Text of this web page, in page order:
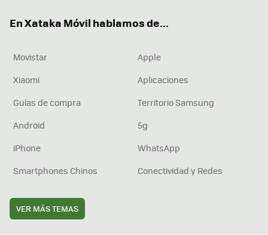
En Xataka Móvil hablamos de...
Movistar
Apple
Xiaomi
Aplicaciones
Guías de compra
Territorio Samsung
Android
5g
iPhone
WhatsApp
Smartphones Chinos
Conectividad y Redes
VER MÁS TEMAS